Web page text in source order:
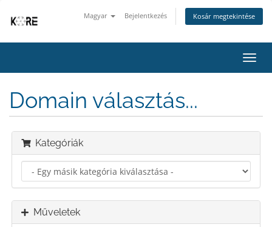
Magyar Bejelentkezés Kosár megtekintése
a
Domain választás...
Kategóriák
Műveletek